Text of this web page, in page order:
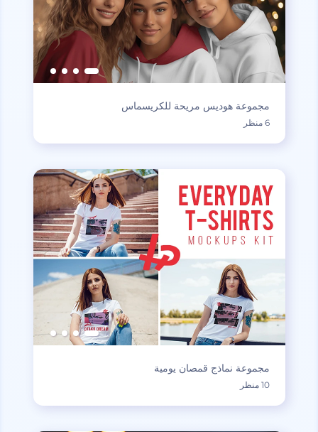
مجموعة هوديس مريحة للكريسماس
6 منظر
مجموعة نماذج قمصان يومية
10 منظر